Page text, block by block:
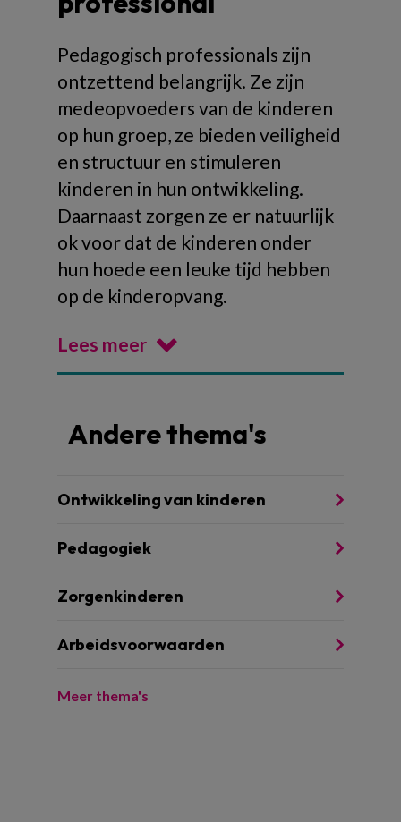
Pedagogisch professionals zijn
ontzettend belangrijk. Ze zijn
medeopvoeders van de kinderen
op hun groep, ze bieden veiligheid
en structuur en stimuleren
kinderen in hun ontwikkeling.
Daarnaast zorgen ze er natuurlijk
ok voor dat de kinderen onder
hun hoede een leuke tijd hebben
op de kinderopvang.
Lees meer
Andere thema's
Ontwikkeling van kinderen
Pedagogiek
Zorgenkinderen
Arbeidsvoorwaarden
Meer thema's